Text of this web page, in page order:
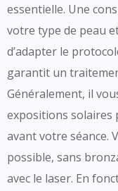
essentielle. Une
votre type de peau
d’adapter le
garantit un
Généralement, il
expositions solaires
avant votre séance.
possible, sans
avec le laser. En